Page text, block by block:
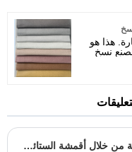
هذا هو
نسخ
هل يتم تحديد مستقبل المنسوجات الداخلية من خلال أقمشة الستائر عالية الأداء؟